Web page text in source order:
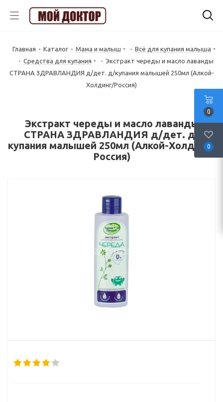
Главная - Каталог - Мама и малыш - Всё для купания малыша
- Средства для купания - Экстракт череды и масло лаванды
СТРАНА ЗДРАВЛАНДИЯ д/дет. д/купания малышей 250мл (Алкой-
Холдинг/Россия)
Экстракт череды и масло лаванды
СТРАНА ЗДРАВЛАНДИЯ д/дет. д/
купания малышей 250мл (Алкой-Холдинг/
Россия)
0
0